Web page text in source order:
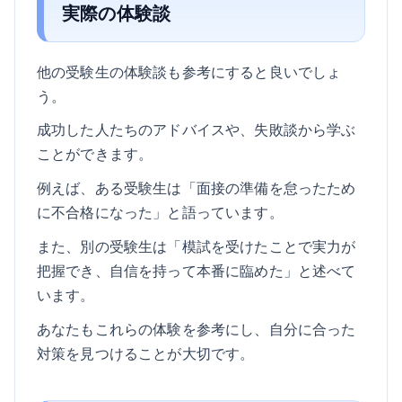
実際の体験談
他の受験生の体験談も参考にすると良いでしょ
う。
成功した人たちのアドバイスや、失敗談から学ぶ
ことができます。
例えば、ある受験生は「面接の準備を怠ったため
に不合格になった」と語っています。
また、別の受験生は「模試を受けたことで実力が
把握でき、自信を持って本番に臨めた」と述べて
います。
あなたもこれらの体験を参考にし、自分に合った
対策を見つけることが大切です。